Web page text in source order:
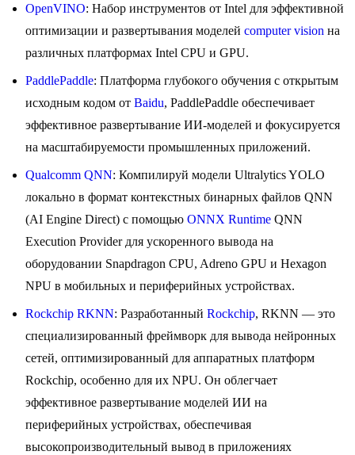
OpenVINO: Набор инструментов от Intel для эффективной
оптимизации и развертывания моделей computer vision на
различных платформах Intel CPU и GPU.
PaddlePaddle: Платформа глубокого обучения с открытым
исходным кодом от Baidu, PaddlePaddle обеспечивает
эффективное развертывание ИИ-моделей и фокусируется
на масштабируемости промышленных приложений.
Qualcomm QNN: Компилируй модели Ultralytics YOLO
локально в формат контекстных бинарных файлов QNN
(AI Engine Direct) с помощью ONNX Runtime QNN
Execution Provider для ускоренного вывода на
оборудовании Snapdragon CPU, Adreno GPU и Hexagon
NPU в мобильных и периферийных устройствах.
Rockchip RKNN: Разработанный Rockchip, RKNN — это
специализированный фреймворк для вывода нейронных
сетей, оптимизированный для аппаратных платформ
Rockchip, особенно для их NPU. Он облегчает
эффективное развертывание моделей ИИ на
периферийных устройствах, обеспечивая
высокопроизводительный вывод в приложениях